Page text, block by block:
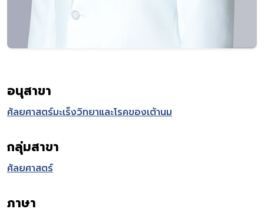
อนุสาขา
ศัลยศาสตร์มะเร็งวิทยาและโรคของเต้านม
กลุ่มสาขา
ศัลยศาสตร์
ภาษา